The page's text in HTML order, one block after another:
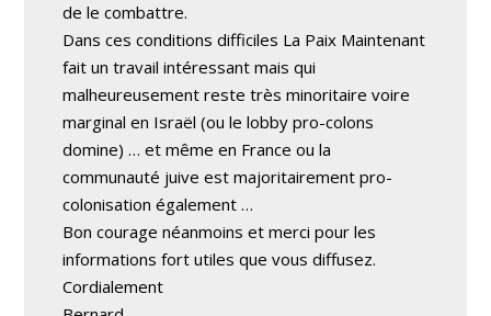
de le combattre.
Dans ces conditions difficiles La Paix Maintenant
fait un travail intéressant mais qui
malheureusement reste très minoritaire voire
marginal en Israël (ou le lobby pro-colons
domine) … et même en France ou la
communauté juive est majoritairement pro-
colonisation également …
Bon courage néanmoins et merci pour les
informations fort utiles que vous diffusez.
Cordialement